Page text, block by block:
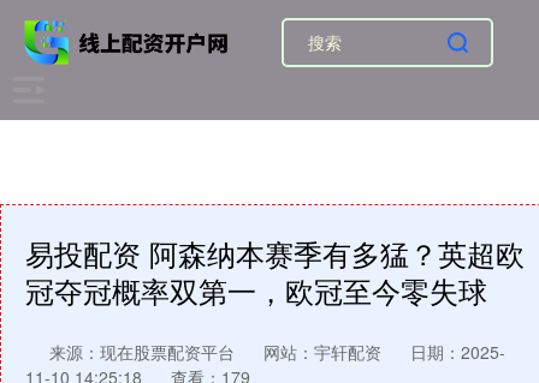
易投配资 阿森纳本赛季有多猛？英超欧
冠夺冠概率双第一，欧冠至今零失球
来源：现在股票配资平台 网站：宇轩配资
日期：2025-
11-10 14:25:18
查看：179